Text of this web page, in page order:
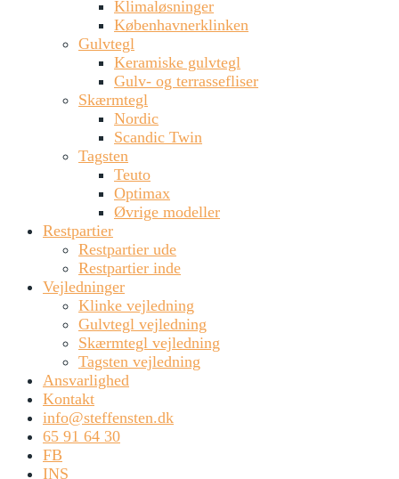
Klimaløsninger
Københavnerklinken
Gulvtegl
Keramiske gulvtegl
Gulv- og terrassefliser
Skærmtegl
Nordic
Scandic Twin
Tagsten
Teuto
Optimax
Øvrige modeller
Restpartier
Restpartier ude
Restpartier inde
Vejledninger
Klinke vejledning
Gulvtegl vejledning
Skærmtegl vejledning
Tagsten vejledning
Ansvarlighed
Kontakt
info@steffensten.dk
65 91 64 30
FB
INS